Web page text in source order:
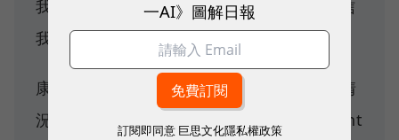
我。我大概把男生的信都扔了，但女生的信
我讀了又讀；住院確實也有點好處。
康復期間最值得一提的——事實上第一週情
況相當危急——是我親愛的伊迪姑媽（Aunt
一AI》圖解日報
訂閱即同意 巨思文化隱私權政策